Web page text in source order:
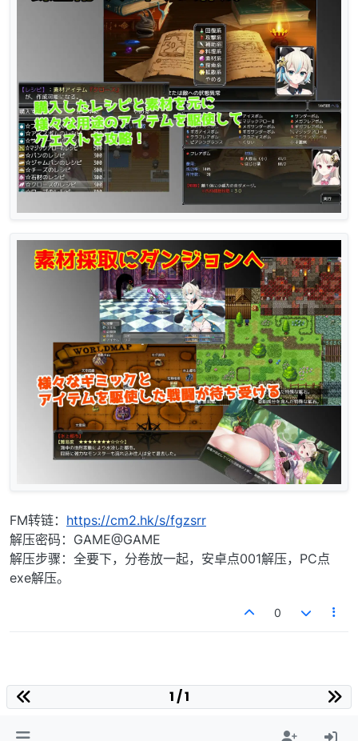
FM转链： https://cm2.hk/s/fgzsrr
解压密码：GAME@GAME
解压步骤：全要下，分卷放一起，安卓点001解压，PC点
exe解压。
0
1 / 1